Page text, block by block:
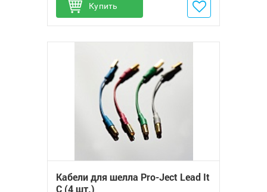
Купить
Добавить в избранное
Кабели для шелла Pro-Ject Lead It
C (4 шт.)